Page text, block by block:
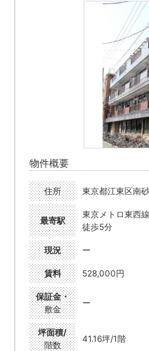
物件概要
住所 東京都江東区南
最寄駅
東京メトロ東西
徒歩5分
現況 ー
賃料 528,000円
保証金・
敷金
ー
坪面積/
階数
41.16坪/1階